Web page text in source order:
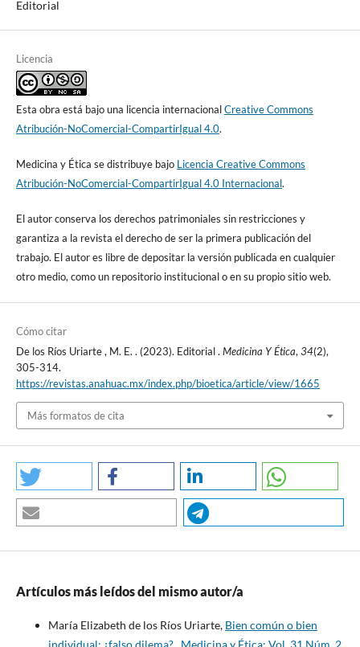
Editorial
Licencia
Esta obra está bajo una licencia internacionalCreative Commons
Atribución-NoComercial-CompartirIgual 4.0.
Medicina y Ética se distribuye bajo Licencia Creative Commons
Atribución-NoComercial-CompartirIgual 4.0 Internacional.
El autor conserva los derechos patrimoniales sin restricciones y
garantiza a la revista el derecho de ser la primera publicación del
trabajo. El autor es libre de depositar la versión publicada en cualquier
otro medio, como un repositorio institucional o en su propio sitio web.
Cómo citar
De los Ríos Uriarte , M. E. . (2023). Editorial . Medicina Y Ética, 34(2),
305-314.
https://revistas.anahuac.mx/index.php/bioetica/article/view/1665
Más formatos de cita
Artículos más leídos del mismo autor/a
María Elizabeth de los Ríos Uriarte, Bien común o bien